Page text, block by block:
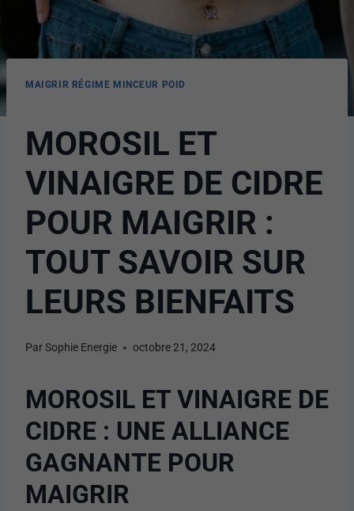
MAIGRIR RÉGIME MINCEUR POID
MOROSIL ET
VINAIGRE DE CIDRE
POUR MAIGRIR :
TOUT SAVOIR SUR
LEURS BIENFAITS
ParSophie Energie octobre 21, 2024
MOROSIL ET VINAIGRE DE
CIDRE : UNE ALLIANCE
GAGNANTE POUR
MAIGRIR